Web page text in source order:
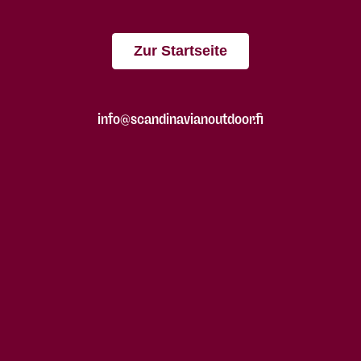
Zur Startseite
info@scandinavianoutdoor.fi